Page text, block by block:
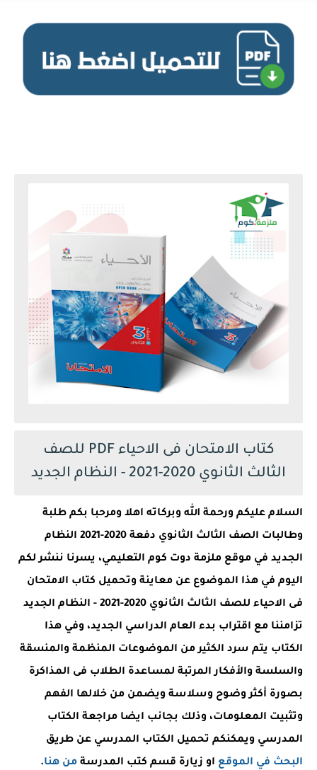
كتاب الامتحان فى الاحياء PDF للصف
الثالث الثانوي 2020-2021 - النظام الجديد
السلام عليكم ورحمة الله وبركاته اهلا ومرحبا بكم طلبة
وطالبات الصف الثالث الثانوي دفعة 2020-2021 النظام
الجديد في موقع ملزمة دوت كوم التعليمي، يسرنا ننشر لكم
اليوم في هذا الموضوع عن معاينة وتحميل كتاب الامتحان
فى الاحياء للصف الثالث الثانوي 2020-2021 - النظام الجديد
تزامننا مع اقتراب بدء العام الدراسي الجديد، وفي هذا
الكتاب يتم سرد الكثير من الموضوعات المنظمة والمنسقة
والسلسة والأفكار المرتبة لمساعدة الطلاب فى المذاكرة
بصورة أكثر وضوح وسلاسة ويضمن من خلالها الفهم
وتثبيت المعلومات، وذلك بجانب ايضا مراجعة الكتاب
المدرسي ويمكنكم تحميل الكتاب المدرسي عن طريق
البحث في الموقع او زيارة قسم كتب المدرسة من هنا.